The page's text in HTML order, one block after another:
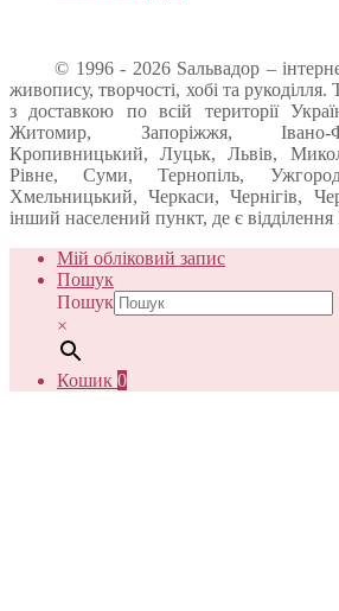
© 1996 - 2026 Sальвадор –
живопису, творчості, хобі та
з доставкою по всій території
Житомир, Запоріжжя, Івано-
Кропивницький, Луцьк, Львів,
Рівне, Суми, Тернопіль,
Хмельницький, Черкаси, Чернігів,
інший населений пункт, де є
Мій обліковий запис
Пошук
Пошук
×
Кошик 0